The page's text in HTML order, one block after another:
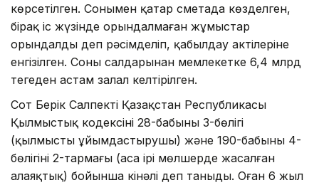
көрсетілген. Сонымен қатар сметада көзделген,
бірақ іс жүзінде орындалмаған жұмыстар
орындалды деп рәсімделіп, қабылдау актілеріне
енгізілген. Соның салдарынан мемлекетке 6,4 млрд
теңгеден астам залал келтірілген.
Сот Берік Салпекті Қазақстан Республикасы
Қылмыстық кодексінің 28-бабының 3-бөлігі
(қылмысты ұйымдастырушы) және 190-бабының 4-
бөлігінің 2-тармағы (аса ірі мөлшерде жасалған
алаяқтық) бойынша кінәлі деп таныды. Оған 6 жыл